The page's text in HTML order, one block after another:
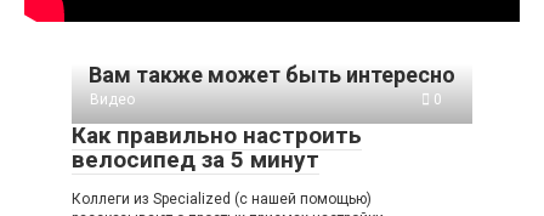
Вам также может быть интересно
Видео 0
Как правильно настроить
велосипед за 5 минут
Коллеги из Specialized (с нашей помощью)